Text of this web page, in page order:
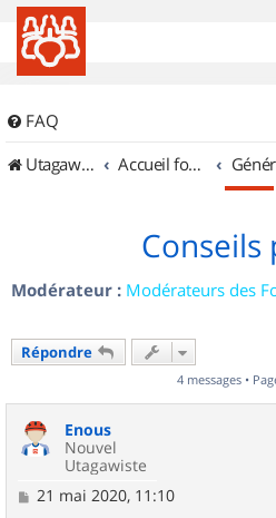
FAQ
UtagawaVTT (Randos VTT et VTTAE avec traces GPS)
Accueil forum
Conseils
Modérateur : Modérateurs des
Répondre
4 messages •
Enous
Nouvel
Utagawiste
M
21 mai 2020, 11:10